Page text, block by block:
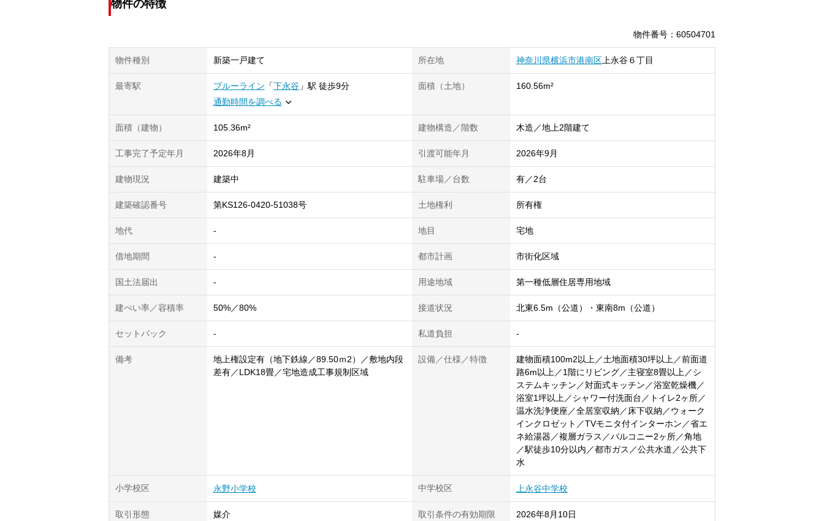
物件の特徴
物件番号 ： 60504701
物件種別 新築一戸建て 所在地 神奈川県横浜市港南区上永谷６丁目
最寄駅 ブルーライン 「下永谷」駅 徒歩9分
通勤時間を調べる
面積（土地） 160.56m²
面積（建物） 105.36m² 建物構造／階数 木造／地上2階建て
工事完了予定年月 2026年8月 引渡可能年月 2026年9月
建物現況 建築中 駐車場／台数 有／2台
建築確認番号 第KS126-0420-51038号 土地権利 所有権
地代 - 地目 宅地
借地期間 - 都市計画 市街化区域
国土法届出 - 用途地域 第一種低層住居専用地域
建ぺい率／容積率 50%／80% 接道状況 北東6.5m（公道）・東南8m（公道）
セットバック - 私道負担 -
備考
地上権設定有（地下鉄線／89.50ｍ2）／敷地内段
差有／LDK18畳／宅地造成工事規制区域
設備／仕様／特徴
建物面積100m2以上／土地面積30坪以上／前面道
路6m以上／1階にリビング／主寝室8畳以上／シ
ステムキッチン／対面式キッチン／浴室乾燥機／
浴室1坪以上／シャワー付洗面台／トイレ2ヶ所／
温水洗浄便座／全居室収納／床下収納／ウォーク
インクロゼット／TVモニタ付インターホン／省エ
ネ給湯器／複層ガラス／バルコニー2ヶ所／角地
／駅徒歩10分以内／都市ガス／公共水道／公共下
水
小学校区 永野小学校 中学校区 上永谷中学校
取引形態 媒介 取引条件の有効期限 2026年8月10日